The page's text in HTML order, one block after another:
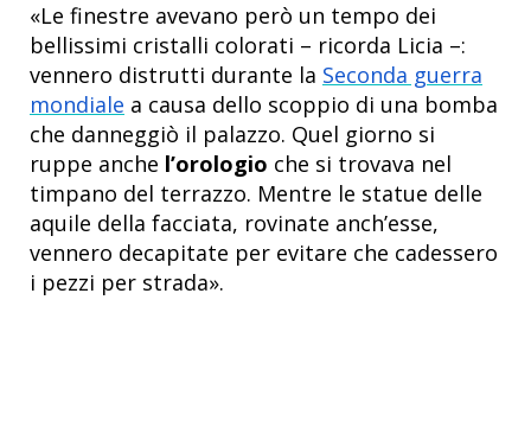
«Le finestre avevano però un tempo dei
bellissimi cristalli colorati – ricorda Licia –:
vennero distrutti durante la Seconda guerra
mondiale a causa dello scoppio di una bomba
che danneggiò il palazzo. Quel giorno si
ruppe anche l’orologio che si trovava nel
timpano del terrazzo. Mentre le statue delle
aquile della facciata, rovinate anch’esse,
vennero decapitate per evitare che cadessero
i pezzi per strada».